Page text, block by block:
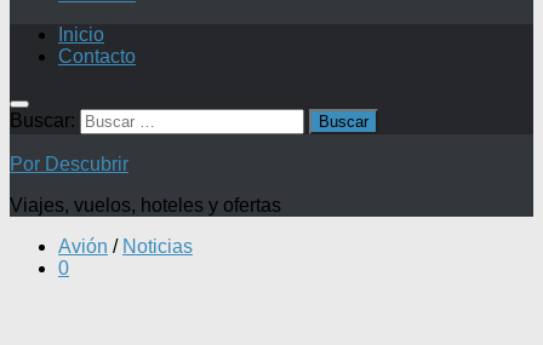
Inicio
Contacto
Buscar:
Por Descubrir
Viajes, vuelos, hoteles y ofertas
Avión / Noticias
0